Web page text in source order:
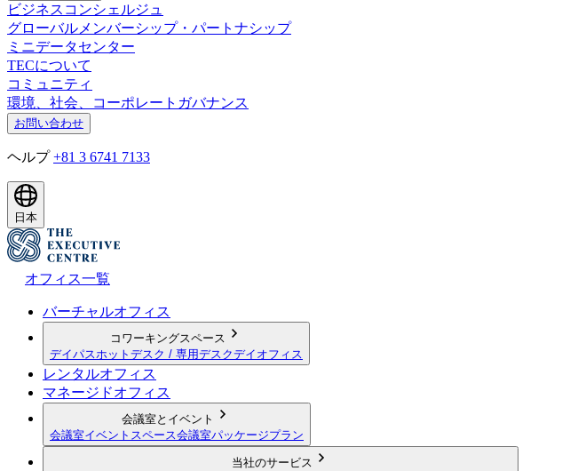
ビジネスコンシェルジュ
グローバルメンバーシップ・パートナシップ
ミニデータセンター
TECについて
コミュニティ
環境、社会、コーポレートガバナンス
お問い合わせ
ヘルプ +81 3 6741 7133
日本
オフィス一覧
バーチャルオフィス
コワーキングスペース
デイパス ホットデスク / 専用デスクデイオフィス
レンタルオフィス
マネージドオフィス
会議室とイベント
会議室イベントスペース会議室パッケージプラン
当社のサービス